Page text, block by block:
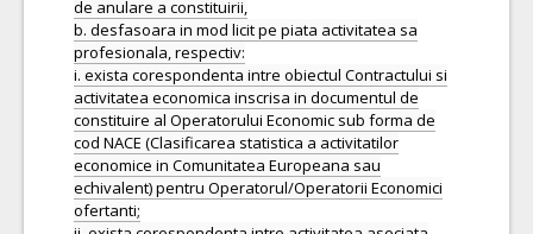
de anulare a constituirii,
b. desfasoara in mod licit pe piata activitatea sa
profesionala, respectiv:
i. exista corespondenta intre obiectul Contractului si
activitatea economica inscrisa in documentul de
constituire al Operatorului Economic sub forma de
cod NACE (Clasificarea statistica a activitatilor
economice in Comunitatea Europeana sau
echivalent) pentru Operatorul/Operatorii Economici
ofertanti;